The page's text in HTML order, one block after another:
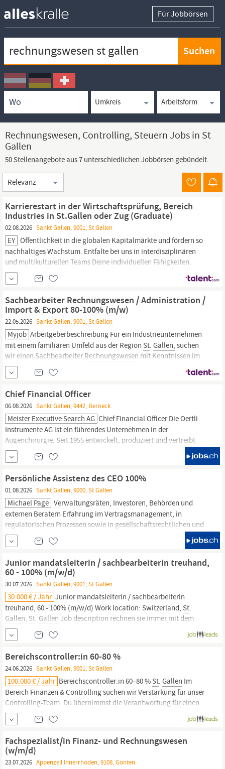
Für Jobbörsen
Ortssuche
Umkreissuche
Arbeitsform
Rechnungswesen, Controlling, Steuern Jobs in St
Gallen
50 Stellenangebote aus 7 unterschiedlichen Jobbörsen gebündelt.
Sortierung
Karrierestart in der Wirtschaftsprüfung, Bereich
Industries in St.Gallen oder Zug (Graduate)
02.08.2026 Sankt Gallen, 9001, St Gallen
EY Öffentlichkeit in die globalen Kapitalmärkte und fördern so
nachhaltiges Wachstum. Entfalte bei uns in interdisziplinären
und multikulturellen Teams Deine individuellen Fähigkeiten.
Starte Deine zielgerichtete Karriere als Audit Assistant und werde
Teil unseres einzigartigen Teams, um die Zukunft der
Sachbearbeiter Rechnungswesen / Administration /
Import & Export 80-100% (m/w)
22.05.2026 Sankt Gallen, 9001, St Gallen
Myjob Arbeitgeberbeschreibung Für ein Industrieunternehmen
mit einem familiären Umfeld aus der Region St. Gallen, suchen
wir einen Sachbearbeiter Rechnungswesen mit Kenntnissen im
Bereich Import & Export sowie allgemeinen
Administrationsarbeiten. Die Firma ist spezialisiert in den
Chief Financial Officer
06.08.2026 Sankt Gallen, 9442, Berneck
Meister Executive Search AG Chief Financial Officer Die Oertli
Instrumente AG ist ein führendes Unternehmen in der
Augenchirurgie. Seit 1955 entwickelt, produziert und vertreibt
Oertli hochpräzise Operationsgeräte, Instrumente und
Verbrauchsmaterialien für ophthalmologische Eingriffe. Als
Persönliche Assistenz des CEO 100%
01.08.2026 Sankt Gallen, 9000, St Gallen
Michael Page Verwaltungsräten, Investoren, Behörden und
externen Beratern Erfahrung im Vertragsmanagement, in
regulatorischen Prozessen sowie in gesellschaftsrechtlichen und
administrativen Themen von Vorteil Gute Kenntnisse in
finanziellen und administrativen Prozessen, insbesondere
Zahlungsverkehr und Budget-/Cashflow-
Koordination Hohe Diskretion,...
Junior mandatsleiterin / sachbearbeiterin treuhand,
60 - 100% (m/w/d)
30.07.2026 Sankt Gallen, 9001, St Gallen
30.000 € / Jahr Junior mandatsleiterin / sachbearbeiterin
treuhand, 60 - 100% (m/w/d) Work location: Switzerland, St.
Gallen, St. Gallen Job description rechnen sie immer mit dem
besten? sehr schön, dann bringen sie bitte ihr zahlenflair in dieser
erfolgreichen und bestens etablierten treuhandunternehmung
Bereichscontroller:in 60-80 %
24.06.2026 Sankt Gallen, 9001, St Gallen
100.000 € / Jahr Bereichscontroller:in 60–80 % St. Gallen Im
Bereich Finanzen & Controlling suchen wir Verstärkung für unser
Controlling-Team. Du übernimmst die Verantwortung für einen
Unternehmensbereich und pflegst einen intensiven Austausch mit
diesem. Dabei sorgst du für finanzielle Transparenz, unterstützt
die Führungskräfte bei ihren...
Fachspezialist/in Finanz- und Rechnungswesen
(w/m/d)
23.07.2026 Appenzell Innerrhoden, 9108, Gonten